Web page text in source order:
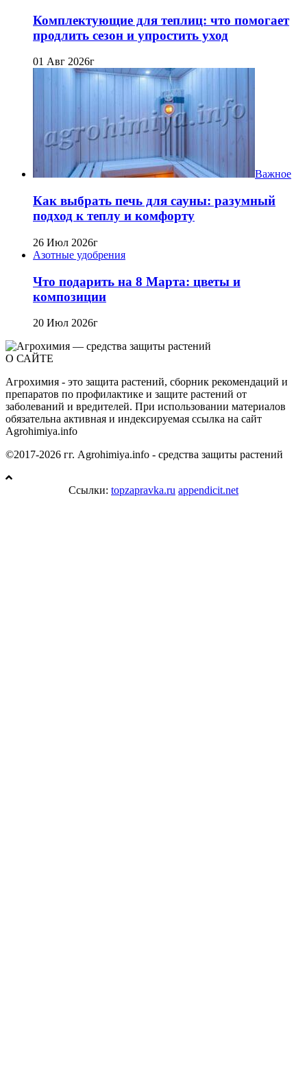
Комплектующие для теплиц: что помогает
продлить сезон и упростить уход
01 Авг 2026г
Важное
Как выбрать печь для сауны: разумный
подход к теплу и комфорту
26 Июл 2026г
Азотные удобрения
Что подарить на 8 Марта: цветы и
композиции
20 Июл 2026г
О САЙТЕ
Агрохимия - это защита растений, сборник рекомендаций и
препаратов по профилактике и защите растений от
заболеваний и вредителей. При использовании материалов
обязательна активная и индексируемая ссылка на сайт
Agrohimiya.info
©2017-2026 гг. Agrohimiya.info - средства защиты растений
Ссылки: topzapravka.ru appendicit.net